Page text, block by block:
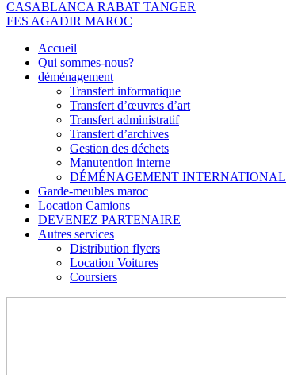
Accueil
Qui sommes-nous?
déménagement
Transfert informatique
Transfert d’œuvres d’art
Transfert administratif
Transfert d’archives
Gestion des déchets
Manutention interne
DÉMÉNAGEMENT INTERNATIONAL
Garde-meubles maroc
Location Camions
DEVENEZ PARTENAIRE
Autres services
Distribution flyers
Location Voitures
Coursiers